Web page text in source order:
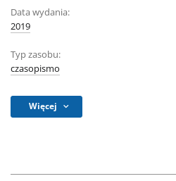
Data wydania:
2019
Typ zasobu:
czasopismo
Więcej